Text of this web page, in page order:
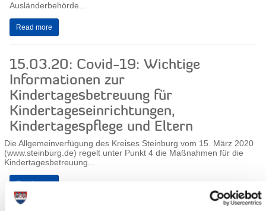
Ausländerbehörde...
Read more
15.03.20: Covid-19: Wichtige
Informationen zur
Kindertagesbetreuung für
Kindertageseinrichtungen,
Kindertagespflege und Eltern
Die Allgemeinverfügung des Kreises Steinburg vom 15. März 2020
(www.steinburg.de) regelt unter Punkt 4 die Maßnahmen für die
Kindertagesbetreuung...
Read more